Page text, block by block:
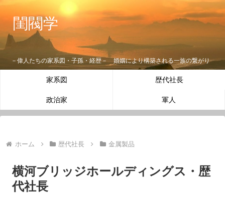
閨閥学
－偉人たちの家系図・子孫・経歴－ 婚姻により構築される一族の繋がり
家系図 歴代社長
政治家 軍人
ホーム 歴代社長 金属製品
横河ブリッジホールディングス・歴
代社長